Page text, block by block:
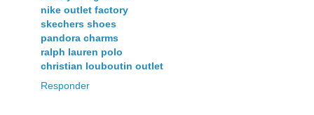
nike outlet factory
skechers shoes
pandora charms
ralph lauren polo
christian louboutin outlet
Responder